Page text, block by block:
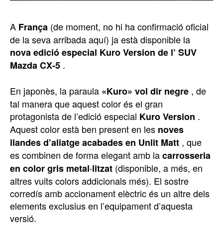
A França (de moment, no hi ha confirmació oficial
de la seva arribada aquí) ja està disponible la
nova edició especial Kuro Version de l’ SUV
Mazda CX-5 .
En japonès, la paraula «Kuro» vol dir negre , de
tal manera que aquest color és el gran
protagonista de l’edició especial Kuro Version .
Aquest color està ben present en les noves
llandes d’aliatge acabades en Unlit Matt , que
es combinen de forma elegant amb lacarrosseria
en color gris metal·litzat (disponible, a més, en
altres vuits colors addicionals més). El sostre
corredís amb accionament elèctric és un altre dels
elements exclusius en l’equipament d’aquesta
versió.